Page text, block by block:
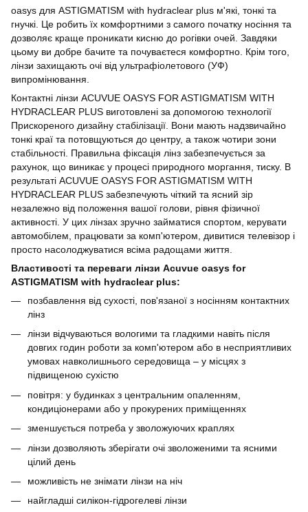
oasys для ASTIGMATISM with hydraclear plus м'які, тонкі та
гнучкі. Це робить їх комфортними з самого початку носіння та
дозволяє краще проникати кисню до рогівки очей. Завдяки
цьому ви добре бачите та почуваєтеся комфортно. Крім того,
лінзи захищають очі від ультрафіолетового (УФ)
випромінювання.
Контактні лінзи ACUVUE OASYS FOR ASTIGMATISM WITH
HYDRACLEAR PLUS виготовлені за допомогою технології
Прискореного дизайну стабілізації. Вони мають надзвичайно
тонкі краї та потовщуються до центру, а також чотири зони
стабільності. Правильна фіксація лінз забезпечується за
рахунок, що виникає у процесі природного моргання, тиску. В
результаті ACUVUE OASYS FOR ASTIGMATISM WITH
HYDRACLEAR PLUS забезпечують чіткий та ясний зір
незалежно від положення вашої голови, рівня фізичної
активності. У цих лінзах зручно займатися спортом, керувати
автомобілем, працювати за комп'ютером, дивитися телевізор і
просто насолоджуватися всіма радощами життя.
Властивості та переваги лінзи Acuvue oasys for
ASTIGMATISM with hydraclear plus:
позбавлення від сухості, пов'язаної з носінням контактних
лінз
лінзи відчуваються вологими та гладкими навіть після
довгих годин роботи за комп'ютером або в несприятливих
умовах навколишнього середовища – у місцях з
підвищеною сухістю
повітря: у будинках з центральним опаленням,
кондиціонерами або у прокурених приміщеннях
зменшується потреба у зволожуючих краплях
лінзи дозволяють зберігати очі зволоженими та ясними
цілий день
можливість не знімати лінзи на ніч
найгладші силікон-гідрогелеві лінзи